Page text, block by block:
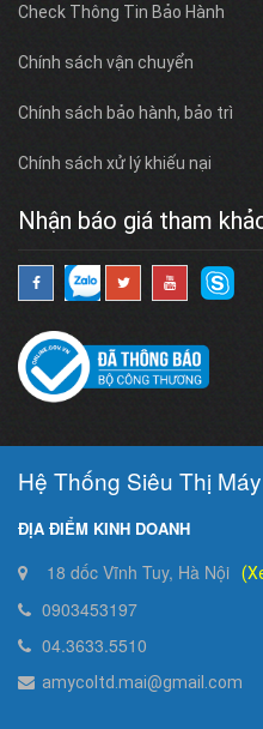
Check Thông Tin Bảo Hành
Chính sách vận chuyển
Chính sách bảo hành, bảo trì
Chính sách xử lý khiếu nại
Nhận báo giá tham
Hệ Thống Siêu Thị
ĐỊA ĐIỂM KINH DOANH
18 dốc Vĩnh Tuy, Hà Nội
0903453197
04.3633.5510
amycoltd.mai@gmail.com